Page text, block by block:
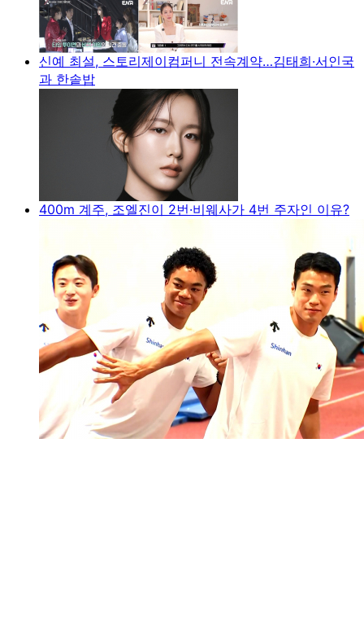
신예 최설, 스토리제이컴퍼니 전속계약…김태희·서인국
과 한솥밥
400m 계주, 조엘진이 2번·비웨사가 4번 주자인 이유?